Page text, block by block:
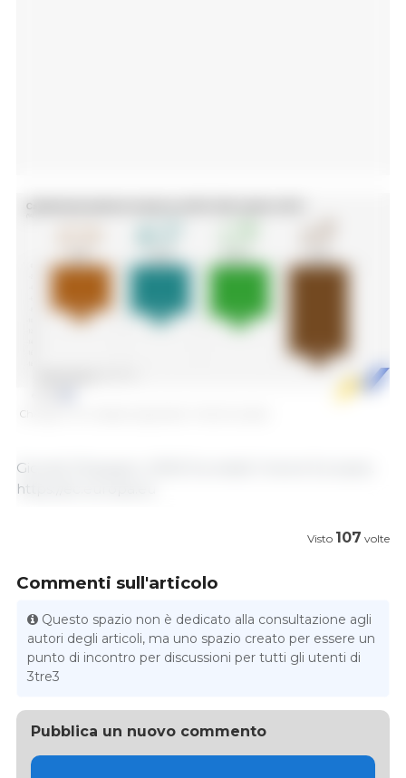
Change in EU livestock population. Fonte: Eurostat.
Giovedì 26 giugno, 2025/ Eurostat/ Unione Europea.
https://ec.europa.eu
Visto 107 volte
Commenti sull'articolo
Questo spazio non è dedicato alla consultazione agli
autori degli articoli, ma uno spazio creato per essere un
punto di incontro per discussioni per tutti gli utenti di
3tre3
Pubblica un nuovo commento